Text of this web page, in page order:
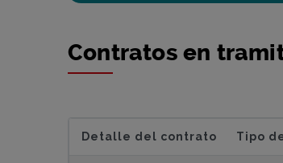
Contratos en
Detalle del contrato Tipo